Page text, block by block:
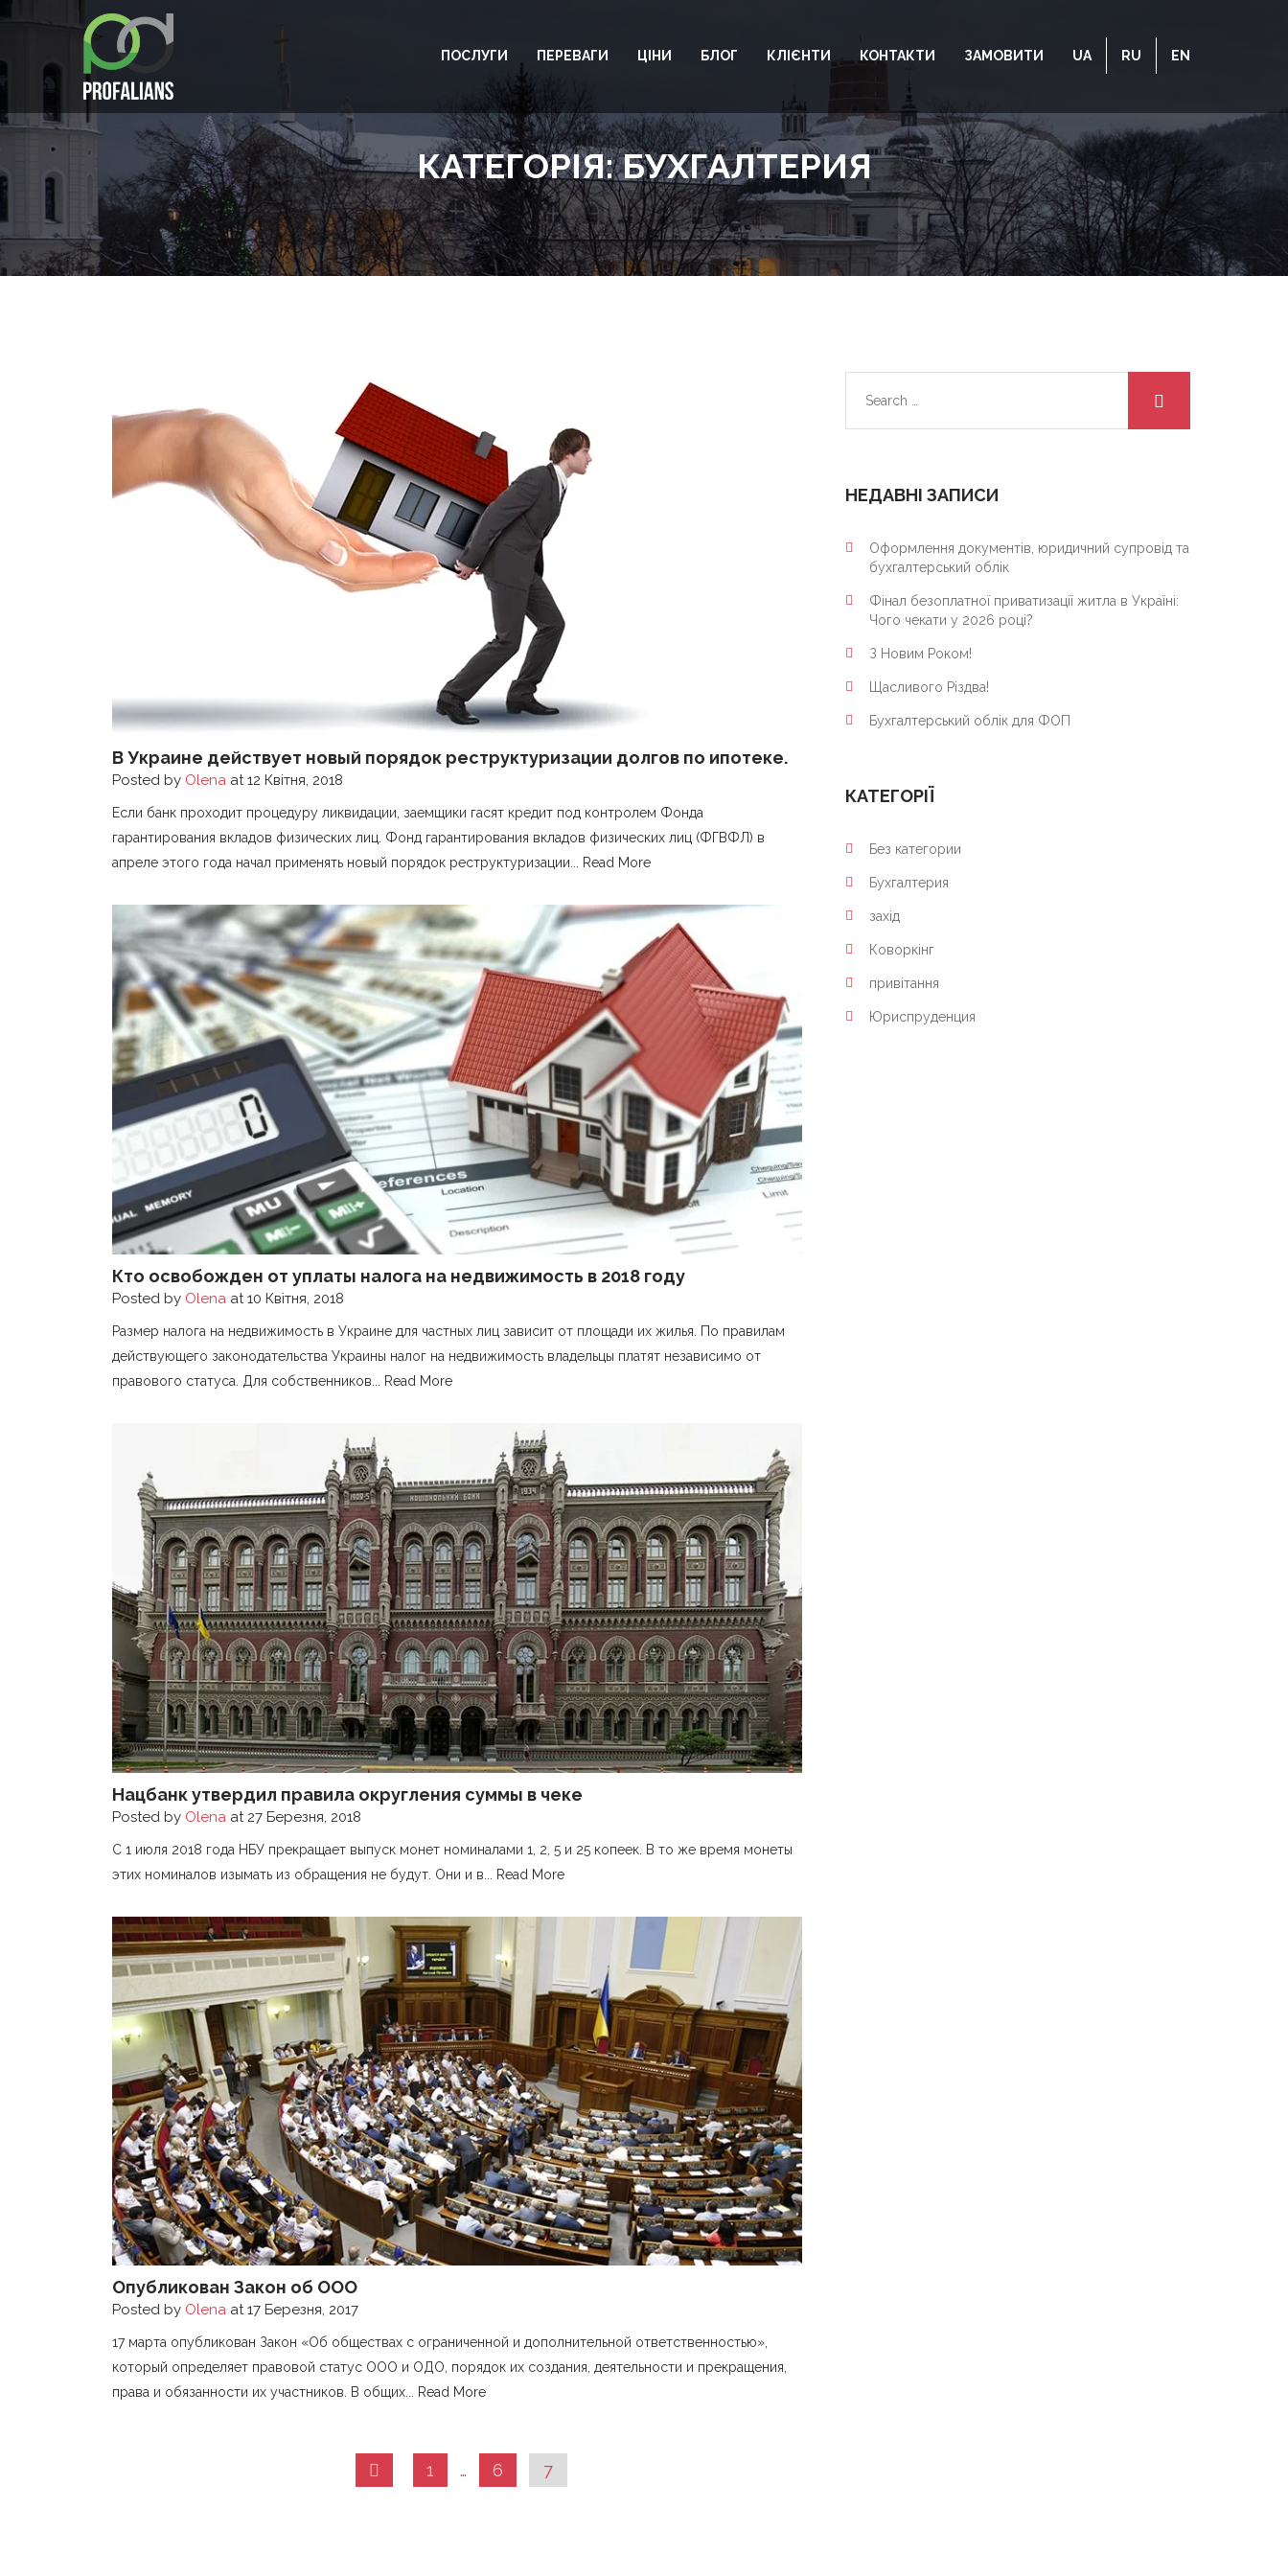
ПОСЛУГИ ПЕРЕВАГИ ЦІНИ БЛОГ КЛІЄНТИ КОНТАКТИ ЗАМОВИТИ UA RU EN
КАТЕГОРІЯ:БУХГАЛТЕРИЯ
В Украине действует новый порядок реструктуризации долгов по ипотеке.
Posted by Olena at 12 Квітня, 2018
Если банк проходит процедуру ликвидации, заемщики гасят кредит под контролем Фонда
гарантирования вкладов физических лиц. Фонд гарантирования вкладов физических лиц (ФГВФЛ) в
апреле этого года начал применять новый порядок реструктуризации...
Read More
Кто освобожден от уплаты налога на недвижимость в 2018 году
Posted by Olena at 10 Квітня, 2018
Размер налога на недвижимость в Украине для частных лиц зависит от площади их жилья. По правилам
действующего законодательства Украины налог на недвижимость владельцы платят независимо от
правового статуса. Для собственников...
Read More
Нацбанк утвердил правила округления суммы в чеке
Posted by Olena at 27 Березня, 2018
С 1 июля 2018 года НБУ прекращает выпуск монет номиналами 1, 2, 5 и 25 копеек. В то же время монеты
этих номиналов изымать из обращения не будут. Они и в... Read More
Опубликован Закон об ООО
Posted by Olena at 17 Березня, 2017
17 марта опубликован Закон «Об обществах с ограниченной и дополнительной ответственностью»,
который определяет правовой статус ООО и ОДО, порядок их создания, деятельности и прекращения,
права и обязанности их участников. В общих... Read More
1 … 6 7
НЕДАВНІ ЗАПИСИ
Оформлення документів, юридичний супровід та
бухгалтерський облік
Фінал безоплатної приватизації житла в Україні:
Чого чекати у 2026 році?
З Новим Роком!
Щасливого Різдва!
Бухгалтерський облік для ФОП
КАТЕГОРІЇ
Без категории
Бухгалтерия
захід
Коворкінг
привітання
Юриспруденция